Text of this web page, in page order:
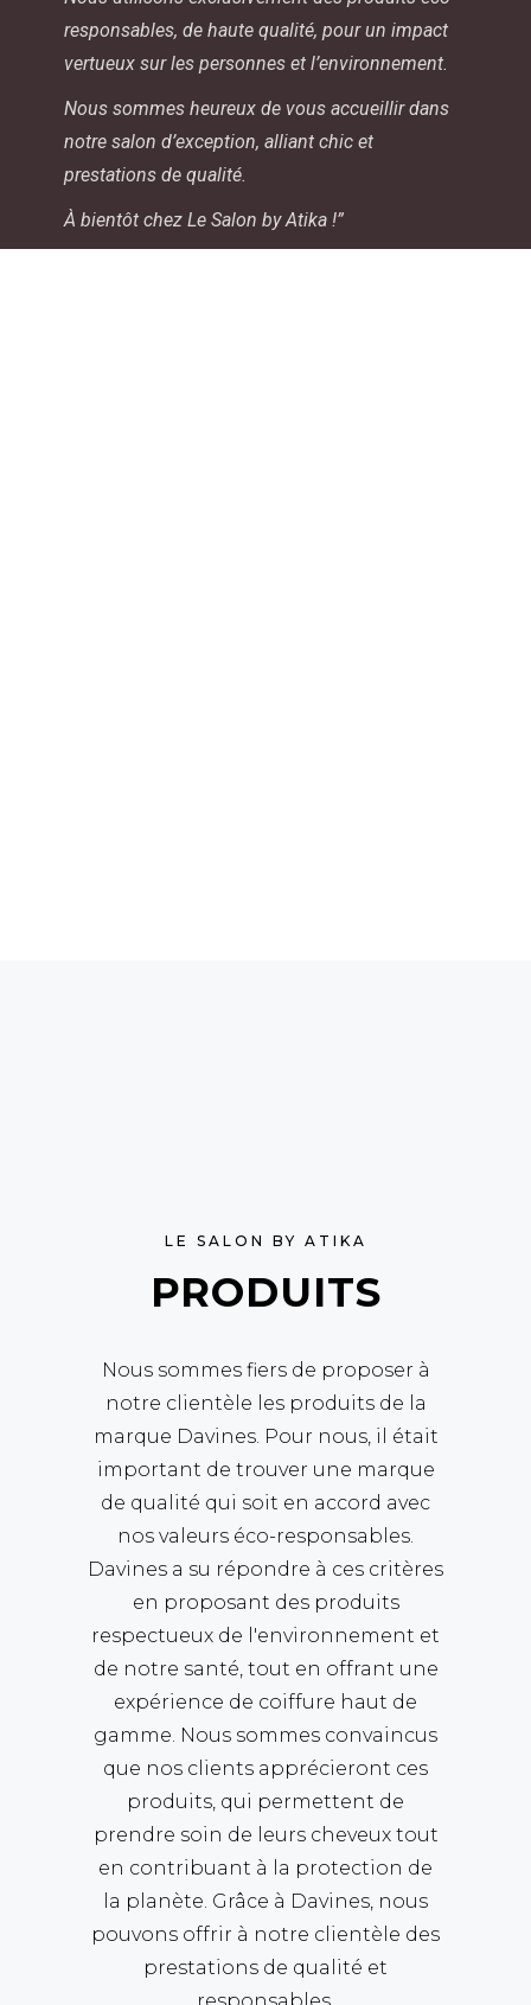
responsables, de haute qualité, pour un impact
vertueux sur les personnes et l’environnement.
Nous sommes heureux de vous accueillir dans
notre salon d’exception, alliant chic et
prestations de qualité.
À bientôt chez Le Salon by Atika !”
LE SALON BY ATIKA
PRODUITS
Nous sommes fiers de proposer à
notre clientèle les produits de la
marque Davines. Pour nous, il était
important de trouver une marque
de qualité qui soit en accord avec
nos valeurs éco-responsables.
Davines a su répondre à ces critères
en proposant des produits
respectueux de l'environnement et
de notre santé, tout en offrant une
expérience de coiffure haut de
gamme. Nous sommes convaincus
que nos clients apprécieront ces
produits, qui permettent de
prendre soin de leurs cheveux tout
en contribuant à la protection de
la planète. Grâce à Davines, nous
pouvons offrir à notre clientèle des
prestations de qualité et
responsables.